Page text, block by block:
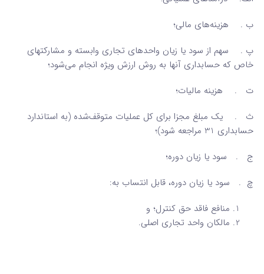
ب . هزینه‌های مالی؛
پ . سهم از سود یا زیان واحدهای تجاری وابسته و مشارکتهای
خاص که حسابداری آنها به روش ارزش ویژه انجام می‌شود؛
ت . هزینه مالیات؛
ث . یک مبلغ مجزا برای کل عملیات متوقف‌شده (به استاندارد
حسابداری 31 مراجعه شود)؛
ج . سود یا زیان دوره؛
چ . سود یا زیان دوره، قابل انتساب به:
منافع فاقد حق کنترل؛ و
مالکان واحد تجاری اصلی.